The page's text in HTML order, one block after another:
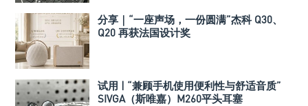
分享｜“一座声场，一份圆满”杰科 Q30、
Q20 再获法国设计奖
试用 | “兼顾手机使用便利性与舒适音质”
SIVGA（斯唯嘉）M260平头耳塞